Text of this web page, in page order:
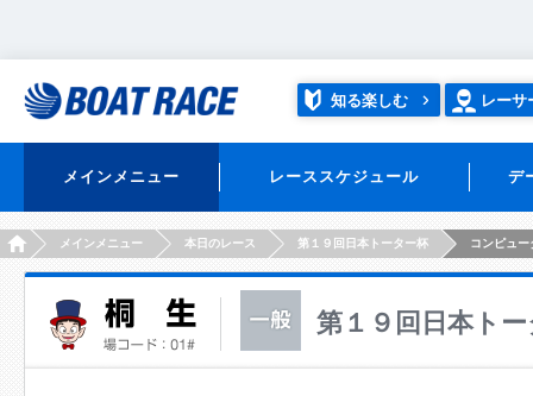
知る楽しむ レーサ
メインメニュー レーススケジュール デ
HOMEメインメニュー 本日のレース 第１９回日本トーター杯 コンピュー
第１９回日本ト